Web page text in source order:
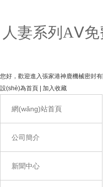
人妻系列AⅤ
您好，歡迎進入張家港神鹿機械密封
設(shè)為首頁 | 加入收藏
網(wǎng)站首頁
公司簡介
新聞中心